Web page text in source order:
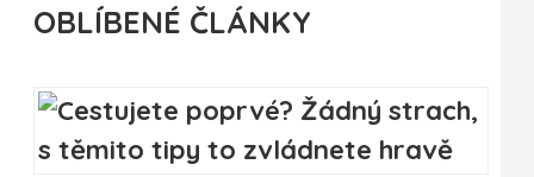
OBLÍBENÉ ČLÁNKY